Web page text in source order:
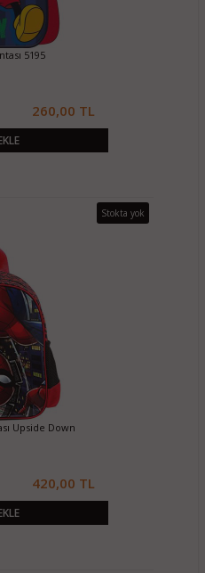
5195
260,00 TL
Stokta yok
Upside Down
420,00 TL